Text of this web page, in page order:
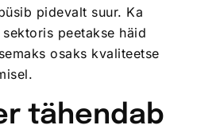
pidevalt suur. Ka
peetakse häid
osaks kvaliteetse
tähendab